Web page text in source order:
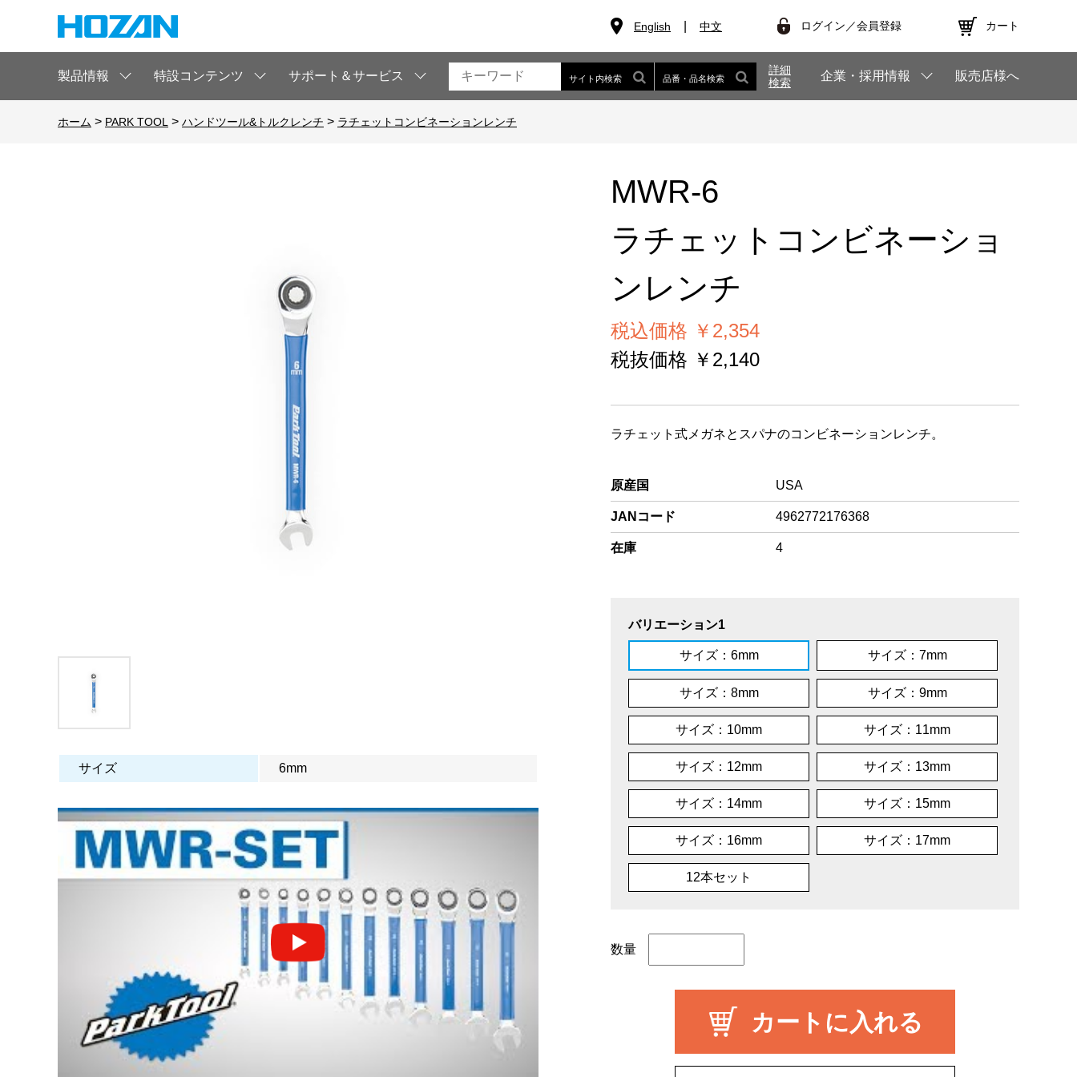
English 中文 ログイン／会員登録 カート
製品情報 特設コンテンツ サポート＆サービス サイト内検索 品番・品名検索
詳細
検索
企業・採用情報 販売店様へ
ホーム > PARK TOOL > ハンドツール&トルクレンチ > ラチェットコンビネーションレンチ
サイズ 6mm
MWR-6
ラチェットコンビネーショ
ンレンチ
税込価格 ￥2,354
税抜価格 ￥2,140
ラチェット式メガネとスパナのコンビネーションレンチ。
原産国 USA
JANコード 4962772176368
在庫 4
バリエーション1
サイズ：6mm サイズ：7mm
サイズ：8mm サイズ：9mm
サイズ：10mm サイズ：11mm
サイズ：12mm サイズ：13mm
サイズ：14mm サイズ：15mm
サイズ：16mm サイズ：17mm
12本セット
数量
カートに入れる